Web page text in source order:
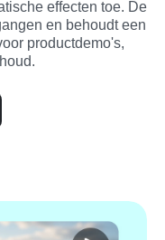
effecten toe. De
en behoudt een
productdemo's,